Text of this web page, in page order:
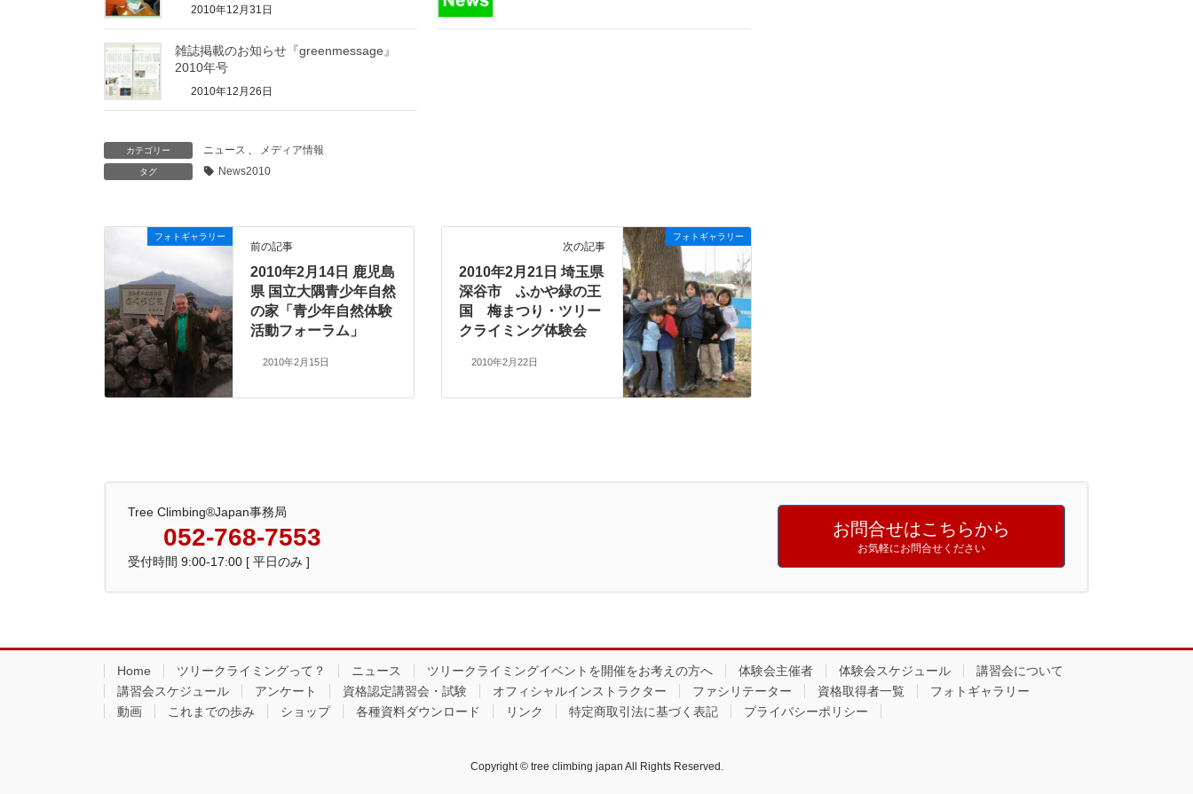
2010年12月31日
雑誌掲載のお知らせ『greenmessage』
2010年号
2010年12月26日
カテゴリー ニュース 、 メディア情報
タグ News2010
フォトギャラリー
前の記事
2010年2月14日 鹿児島
県 国立大隅青少年自然
の家「青少年自然体験
活動フォーラム」
2010年2月15日
フォトギャラリー
次の記事
2010年2月21日 埼玉県
深谷市 ふかや緑の王
国 梅まつり・ツリー
クライミング体験会
2010年2月22日
Tree Climbing®Japan事務局
052-768-7553
受付時間 9:00-17:00 [ 平日のみ ]
お問合せはこちらから
お気軽にお問合せください
Home ツリークライミングって？ ニュース ツリークライミングイベントを開催をお考えの方へ 体験会主催者 体験会スケジュール
講習会について
講習会スケジュール
アンケート 資格認定講習会・試験 オフィシャルインストラクター ファシリテーター 資格取得者一覧
フォトギャラリー
動画
これまでの歩み ショップ 各種資料ダウンロード リンク 特定商取引法に基づく表記 プライバシーポリシー
Copyright © tree climbing japan All Rights Reserved.